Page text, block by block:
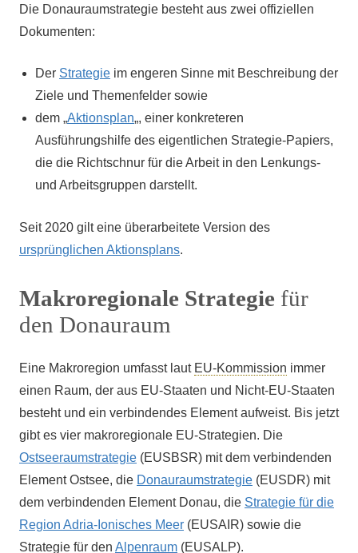
Die Donauraumstrategie besteht aus zwei offiziellen
Dokumenten:
Der Strategie im engeren Sinne mit Beschreibung der
Ziele und Themenfelder sowie
dem „Aktionsplan„, einer konkreteren
Ausführungshilfe des eigentlichen Strategie-Papiers,
die die Richtschnur für die Arbeit in den Lenkungs-
und Arbeitsgruppen darstellt.
Seit 2020 gilt eine überarbeitete Version des
ursprünglichen Aktionsplans.
Makroregionale Strategie für
den Donauraum
Eine Makroregion umfasst laut EU-Kommission immer
einen Raum, der aus EU-Staaten und Nicht-EU-Staaten
besteht und ein verbindendes Element aufweist. Bis jetzt
gibt es vier makroregionale EU-Strategien. Die
Ostseeraumstrategie (EUSBSR) mit dem verbindenden
Element Ostsee, die Donauraumstrategie (EUSDR) mit
dem verbindenden Element Donau, die Strategie für die
Region Adria-Ionisches Meer (EUSAIR) sowie die
Strategie für den Alpenraum (EUSALP).